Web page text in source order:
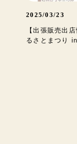
2025/03/23
【出張販売出
るさとまつり